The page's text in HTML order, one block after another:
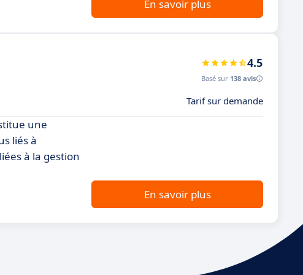
En savoir plus
4.5
Basé sur 138 avis
Tarif sur demande
une
liés à
à la gestion
En savoir plus